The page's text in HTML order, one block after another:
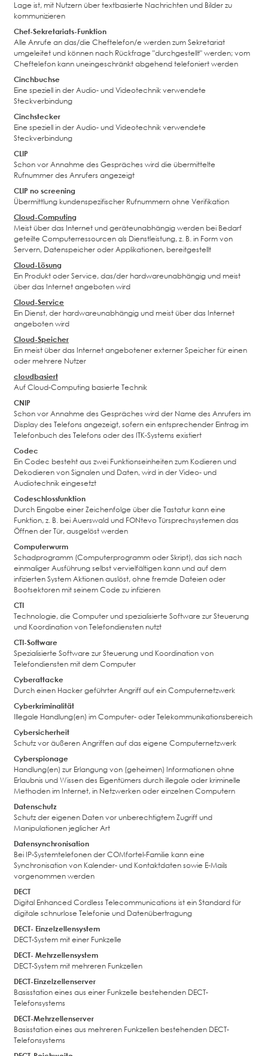
Lage ist, mit Nutzern über textbasierte Nachrichten und Bilder zu
kommunizieren
Chef-Sekretariats-Funktion
Alle Anrufe an das/die Cheftelefon/e werden zum Sekretariat
umgeleitet und können nach Rückfrage "durchgestellt" werden; vom
Cheftelefon kann uneingeschränkt abgehend telefoniert werden
Cinchbuchse
Eine speziell in der Audio- und Videotechnik verwendete
Steckverbindung
Cinchstecker
Eine speziell in der Audio- und Videotechnik verwendete
Steckverbindung
CLIP
Schon vor Annahme des Gespräches wird die übermittelte
Rufnummer des Anrufers angezeigt
CLIP no screening
Übermittlung kundenspezifischer Rufnummern ohne Verifikation
Cloud-Computing
Meist über das Internet und geräteunabhängig werden bei Bedarf
geteilte Computerressourcen als Dienstleistung, z. B. in Form von
Servern, Datenspeicher oder Applikationen, bereitgestellt
Cloud-Lösung
Ein Produkt oder Service, das/der hardwareunabhängig und meist
über das Internet angeboten wird
Cloud-Service
Ein Dienst, der hardwareunabhängig und meist über das Internet
angeboten wird
Cloud-Speicher
Ein meist über das Internet angebotener externer Speicher für einen
oder mehrere Nutzer
cloudbasiert
Auf Cloud-Computing basierte Technik
CNIP
Schon vor Annahme des Gespräches wird der Name des Anrufers im
Display des Telefons angezeigt, sofern ein entsprechender Eintrag im
Telefonbuch des Telefons oder des ITK-Systems existiert
Codec
Ein Codec besteht aus zwei Funktionseinheiten zum Kodieren und
Dekodieren von Signalen und Daten, wird in der Video- und
Audiotechnik eingesetzt
Codeschlossfunktion
Durch Eingabe einer Zeichenfolge über die Tastatur kann eine
Funktion, z. B. bei Auerswald und FONtevo Türsprechsystemen das
Öffnen der Tür, ausgelöst werden
Computerwurm
Schadprogramm (Computerprogramm oder Skript), das sich nach
einmaliger Ausführung selbst vervielfältigen kann und auf dem
infizierten System Aktionen auslöst, ohne fremde Dateien oder
Bootsektoren mit seinem Code zu infizieren
CTI
Technologie, die Computer und spezialisierte Software zur Steuerung
und Koordination von Telefondiensten nutzt
CTI-Software
Spezialisierte Software zur Steuerung und Koordination von
Telefondiensten mit dem Computer
Cyberattacke
Durch einen Hacker geführter Angriff auf ein Computernetzwerk
Cyberkriminalität
Illegale Handlung(en) im Computer- oder Telekommunikationsbereich
Cybersicherheit
Schutz vor äußeren Angriffen auf das eigene Computernetzwerk
Cyberspionage
Handlung(en) zur Erlangung von (geheimen) Informationen ohne
Erlaubnis und Wissen des Eigentümers durch illegale oder kriminelle
Methoden im Internet, in Netzwerken oder einzelnen Computern
Datenschutz
Schutz der eigenen Daten vor unberechtigtem Zugriff und
Manipulationen jeglicher Art
Datensynchronisation
Bei IP-Systemtelefonen der COMfortel-Familie kann eine
Synchronisation von Kalender- und Kontaktdaten sowie E-Mails
vorgenommen werden
DECT
Digital Enhanced Cordless Telecommunications ist ein Standard für
digitale schnurlose Telefonie und Datenübertragung
DECT- Einzelzellensystem
DECT-System mit einer Funkzelle
DECT- Mehrzellensystem
DECT-System mit mehreren Funkzellen
DECT-Einzelzellenserver
Basisstation eines aus einer Funkzelle bestehenden DECT-
Telefonsystems
DECT-Mehrzellenserver
Basisstation eines aus mehreren Funkzellen bestehenden DECT-
Telefonsystems